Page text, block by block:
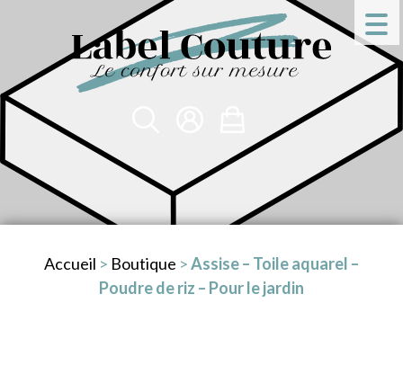
Accueil > Boutique >Assise – Toile aquarel –
Poudre de riz – Pour le jardin